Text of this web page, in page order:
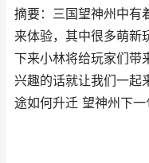
摘要：三国望神州中有
来体验，其中很多萌新
下来小林将给玩家们带
兴趣的话就让我们一起
途如何升迁 望神州下一